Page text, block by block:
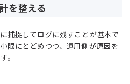
を整える
捕捉してログに残すことが基本で
限にとどめつつ、運用側が原因を
。